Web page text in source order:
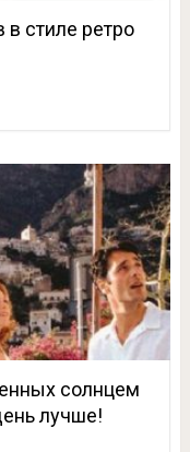
стиле ретро
солнцем
лучше!